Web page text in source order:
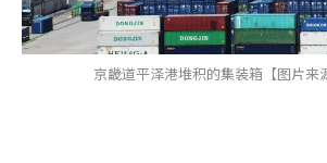
京畿道平泽港堆积的集装箱【图片来